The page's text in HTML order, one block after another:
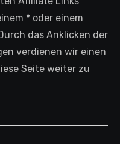
* oder einem
das Anklicken der
verdienen wir einen
Seite weiter zu